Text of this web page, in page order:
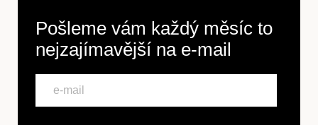
Pošleme vám každý měsíc to
nejzajímavější na e-mail